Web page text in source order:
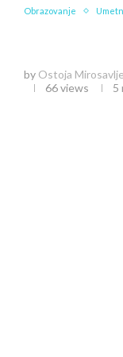
Obrazovanje
by Ostoja
66views 5